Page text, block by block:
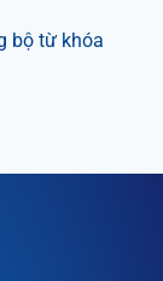
bộ từ khóa